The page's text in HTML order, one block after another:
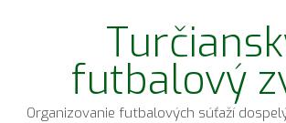
futbalový
Organizovanie futbalových súťaží